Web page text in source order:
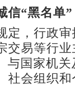
信“黑名单”
，行政审
交易等行
与国家机
社会组织